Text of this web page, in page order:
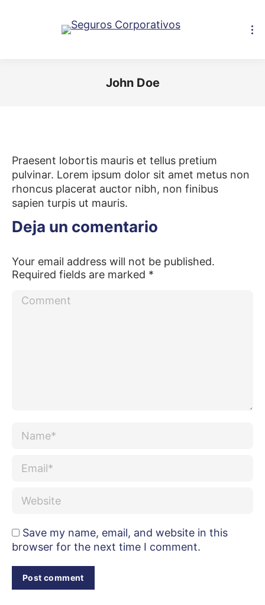
John Doe
Praesent lobortis mauris et tellus pretium
pulvinar. Lorem ipsum dolor sit amet metus non
rhoncus placerat auctor nibh, non finibus
sapien turpis ut mauris.
Deja un comentario
Your email address will not be published.
Required fields are marked *
Comment
Name *
Email *
Website
Save my name, email, and website in this
browser for the next time I comment.
Post comment